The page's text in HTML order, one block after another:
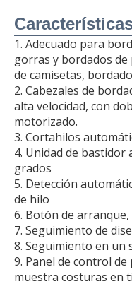
1. Adecuado para
gorras y bordados
de camisetas,
2. Cabezales de
alta velocidad, con
motorizado.
3. Cortahilos
4. Unidad de bastidor
grados
5. Detección
de hilo
6. Botón de
7. Seguimiento de
8. Seguimiento en un
9. Panel de control
muestra costuras en